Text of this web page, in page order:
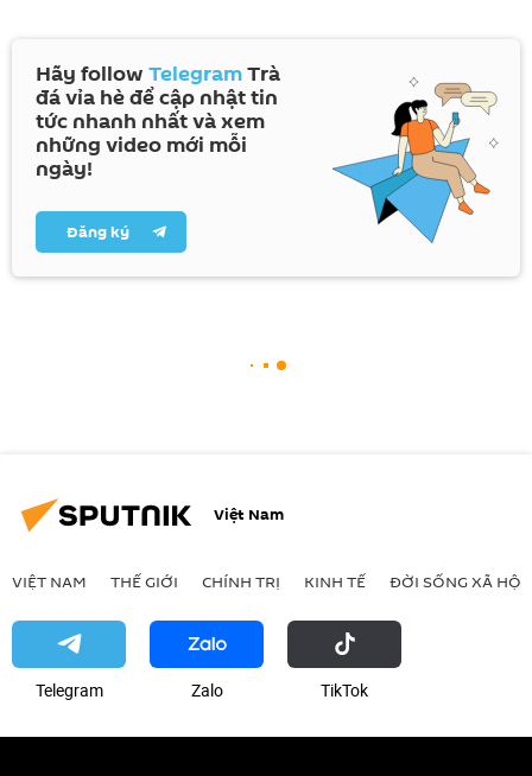
Hãy follow TelegramTrà
đá vỉa hè để cập nhật tin
tức nhanh nhất và xem
những video mới mỗi
ngày!
Đăng ký
Việt Nam
VIỆT NAM THẾ GIỚI CHÍNH TRỊ KINH TẾ ĐỜI SỐNG XÃ HỘI
Telegram Zalo ТikТоk